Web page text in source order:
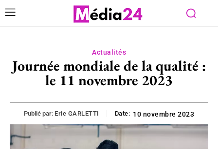
Actualités
Journée mondiale de la qualité :
le 11 novembre 2023
Publié par: Eric GARLETTI Date: 10 novembre 2023